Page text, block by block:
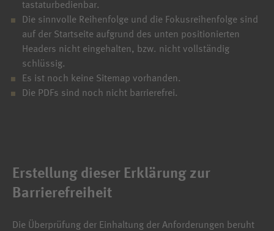
tastaturbedienbar.
Die sinnvolle Reihenfolge und die Fokusreihenfolge sind
auf der Startseite aufgrund des unten positionierten
Headers nicht eingehalten, bzw. nicht vollständig
schlüssig.
Es ist noch keine Sitemap vorhanden.
Die PDFs sind noch nicht barrierefrei.
Erstellung dieser Erklärung zur
Barrierefreiheit
Die Überprüfung der Einhaltung der Anforderungen beruht